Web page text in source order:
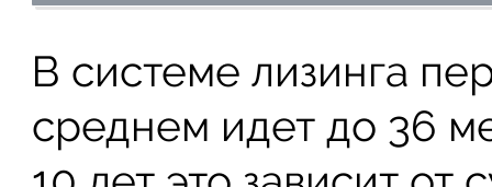
В системе лизинга
среднем идет до 36